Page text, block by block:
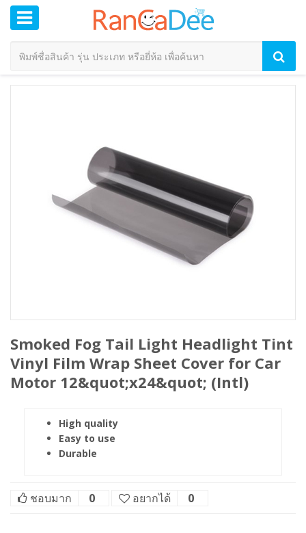
Smoked Fog Tail Light Headlight Tint
Vinyl Film Wrap Sheet Cover for Car
Motor 12&quot;x24&quot; (Intl)
High quality
Easy to use
Durable
ชอบมาก 0 อยากได้ 0